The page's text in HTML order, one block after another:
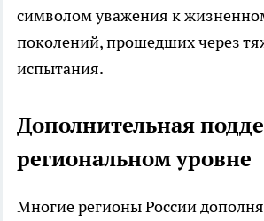
символом уважения к
поколений, прошедших через
испытания.
Дополнительная
региональном уровне
Многие регионы России